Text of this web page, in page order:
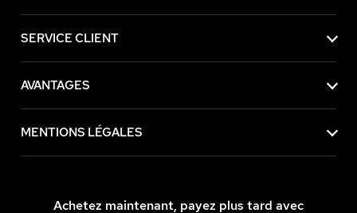
SERVICE CLIENT
AVANTAGES
MENTIONS LÉGALES
Achetez maintenant, payez plus tard avec
déranger, mais on aimerait bien